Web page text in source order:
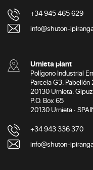
+34 945 465 629
info@shuton-
Urnieta plant
Polígono Industrial
Parcela G3. Pabellón
20130 Urnieta.
P.O. Box 65
20130 Urnieta ·
+34 943 336 370
info@shuton-